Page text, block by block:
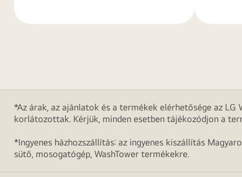
*Az árak, az ajánlatok és a termékek elérhetősége az
korlátozottak. Kérjük, minden esetben tájékozódjon a
*Ingyenes házhozszállítás: az ingyenes kiszállítás
sütő, mosogatógép, WashTower termékekre.